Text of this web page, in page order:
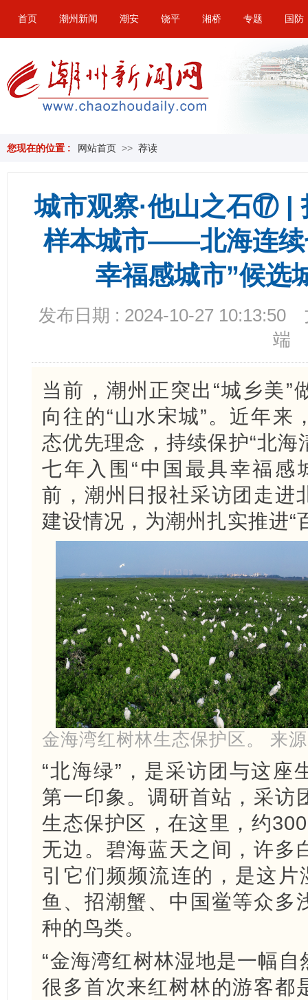
首页 潮州新闻 潮安 饶平 湘桥 专题 国防
您现在的位置 : 网站首页 >> 荐读
城市观察·他山之石⑰ |
样本城市——北海连续
幸福感城市”候选
发布日期 : 2024-10-27 10:13:50
端
当前，潮州正突出“城乡美”
向往的“山水宋城”。近年来
态优先理念，持续保护“北海
七年入围“中国最具幸福感
前，潮州日报社采访团走进
建设情况，为潮州扎实推进“
金海湾红树林生态保护区。 来
“北海绿”，是采访团与这座
第一印象。调研首站，采访
生态保护区，在这里，约
无边。碧海蓝天之间，许多
引它们频频流连的，是这
鱼、招潮蟹、中国鲎等众多
种的鸟类。
“金海湾红树林湿地是一幅
很多首次来红树林的游客都